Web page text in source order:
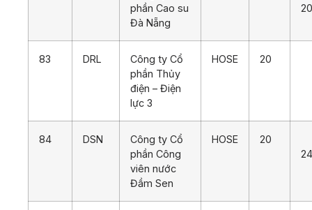
phần Cao su
Đà Nẵng
83 DRL
Công ty Cổ
phần Thủy
điện – Điện
lực 3
HOSE 20
84 DSN
Công ty Cổ
phần Công
viên nước
Đầm Sen
HOSE
20